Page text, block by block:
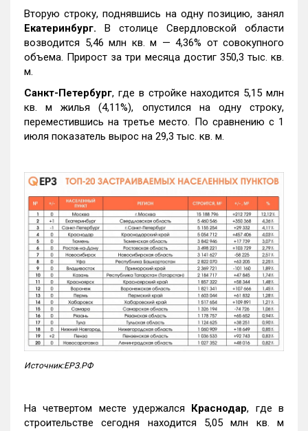
Вторую строку, поднявшись на одну позицию, занял
Екатеринбург. В столице Свердловской области
возводится 5,46 млн кв. м — 4,36% от совокупного
объема. Прирост за три месяца достиг 350,3 тыс. кв.
м.
Санкт-Петербург, где в стройке находится 5,15 млн
кв. м жилья (4,11%), опустился на одну строку,
переместившись на третье место. По сравнению с 1
июля показатель вырос на 29,3 тыс. кв. м.
Источник:ЕРЗ.РФ
На четвертом месте удержался Краснодар, где в
строительстве сегодня находится 5,05 млн кв. м